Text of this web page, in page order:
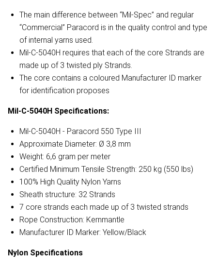
The main difference between “Mil-Spec” and regular
“Commercial” Paracord is in the quality control and type
of internal yarns used.
Mil-C-5040H requires that each of the core Strands are
made up of 3 twisted ply Strands.
The core contains a coloured Manufacturer ID marker
for identification proposes
Mil-C-5040H Specifications:
Mil-C-5040H - Paracord 550 Type III
Approximate Diameter: Ø 3,8 mm
Weight: 6,6 gram per meter
Certified Minimum Tensile Strength: 250 kg (550 lbs)
100% High Quality Nylon Yarns
Sheath structure: 32 Strands
7 core strands each made up of 3 twisted strands
Rope Construction: Kernmantle
Manufacturer ID Marker: Yellow/Black
Nylon Specifications